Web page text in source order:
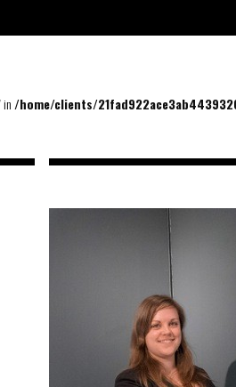
in /home/clients/